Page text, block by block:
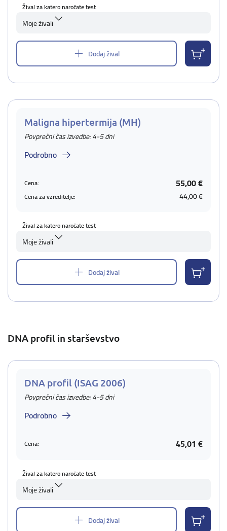
Žival za katero naročate test
Moje živali
Dodaj žival
Maligna hipertermija (MH)
Povprečni čas izvedbe: 4-5 dni
Podrobno
Cena: 55,00 €
Cena za vzreditelje: 44,00 €
Žival za katero naročate test
Moje živali
Dodaj žival
DNA profil in starševstvo
DNA profil (ISAG 2006)
Povprečni čas izvedbe: 4-5 dni
Podrobno
Cena: 45,01 €
Žival za katero naročate test
Moje živali
Dodaj žival